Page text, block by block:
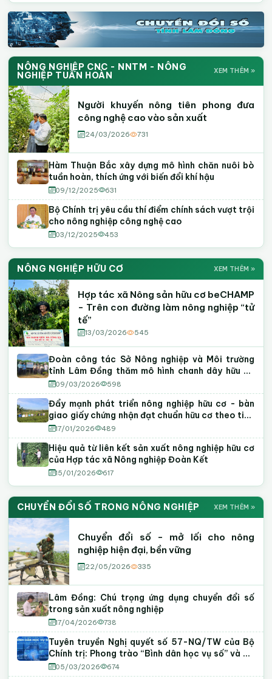
NÔNG NGHIỆP CNC - NNTM - NÔNG
NGHIỆP TUẦN HOÀN XEM THÊM »
Người khuyến nông tiên phong đưa
công nghệ cao vào sản xuất
24/03/2026 731
Hàm Thuận Bắc xây dựng mô hình chăn nuôi bò
tuần hoàn, thích ứng với biến đổi khí hậu
09/12/2025 631
Bộ Chính trị yêu cầu thí điểm chính sách vượt trội
cho nông nghiệp công nghệ cao
03/12/2025 453
NÔNG NGHIỆP HỮU CƠ XEM THÊM »
Hợp tác xã Nông sản hữu cơ beCHAMP
- Trên con đường làm nông nghiệp “tử
tế”
13/03/2026 545
Đoàn công tác Sở Nông nghiệp và Môi trường
tỉnh Lâm Đồng thăm mô hình chanh dây hữu cơ
tại phường Tiến Thành
09/03/2026 598
Đẩy mạnh phát triển nông nghiệp hữu cơ - bàn
giao giấy chứng nhận đạt chuẩn hữu cơ theo tiêu
chuẩn Việt Nam
17/01/2026 489
Hiệu quả từ liên kết sản xuất nông nghiệp hữu cơ
của Hợp tác xã Nông nghiệp Đoàn Kết
15/01/2026 617
CHUYỂN ĐỔI SỐ TRONG NÔNG NGHIỆP XEM THÊM »
Chuyển đổi số - mở lối cho nông
nghiệp hiện đại, bền vững
22/05/2026 335
Lâm Đồng: Chú trọng ứng dụng chuyển đổi số
trong sản xuất nông nghiệp
17/04/2026 738
Tuyên truyền Nghị quyết số 57-NQ/TW của Bộ
Chính trị: Phong trào “Bình dân học vụ số” và Đề
án chuyển đổi số trong các cơ quan Đảng
05/03/2026 674